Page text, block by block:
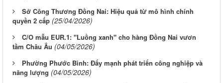
Sở Công Thương Đồng Nai: Hiệu quả từ mô hình chính
quyền 2 cấp (25/04/2026)
C/O mẫu EUR.1: "Luồng xanh" cho hàng Đồng Nai vươn
tầm Châu Âu (04/05/2026)
Phường Phước Bình: Đẩy mạnh phát triển công nghiệp và
năng lượng (04/05/2026)